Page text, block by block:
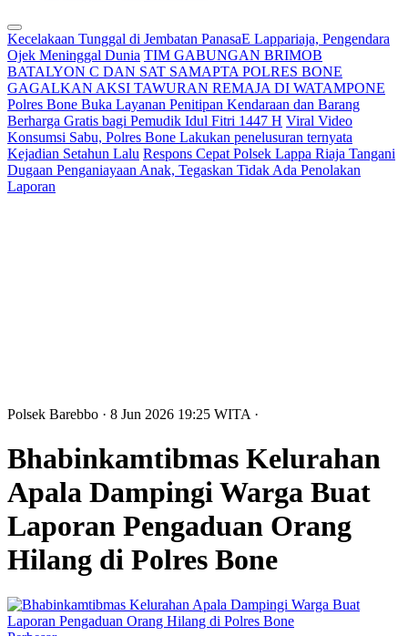
Kecelakaan Tunggal di Jembatan PanasaE Lappariaja, Pengendara
Ojek Meninggal Dunia TIM GABUNGAN BRIMOB
BATALYON C DAN SAT SAMAPTA POLRES BONE
GAGALKAN AKSI TAWURAN REMAJA DI WATAMPONE
Polres Bone Buka Layanan Penitipan Kendaraan dan Barang
Berharga Gratis bagi Pemudik Idul Fitri 1447 H Viral Video
Konsumsi Sabu, Polres Bone Lakukan penelusuran ternyata
Kejadian Setahun Lalu Respons Cepat Polsek Lappa Riaja Tangani
Dugaan Penganiayaan Anak, Tegaskan Tidak Ada Penolakan
Laporan
Polsek Barebbo · 8 Jun 2026 19:25 WITA ·
Bhabinkamtibmas Kelurahan
Apala Dampingi Warga Buat
Laporan Pengaduan Orang
Hilang di Polres Bone